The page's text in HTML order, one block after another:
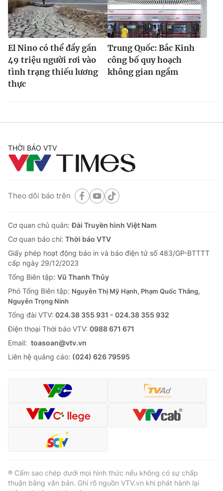
El Nino có thể đẩy gần
49 triệu người rơi vào
tình trạng thiếu lương
thực
Trung Quốc: Bắc Kinh
công bố quy hoạch
không gian ngầm
THỜI BÁO VTV
Theo dõi báo trên
Cơ quan chủ quản:Đài Truyền hình Việt Nam
Cơ quan báo chí: Thời báo VTV
Giấy phép hoạt động báo in và báo điện tử số 483/GP-BTTTT
cấp ngày 29/12/2023
Tổng Biên tập: Vũ Thanh Thủy
Phó Tổng Biên tập: Nguyễn Thị Mỹ Hạnh, Phạm Quốc Thắng,
Nguyễn Trọng Ninh
Tổng đài VTV: 024.38 355 931 - 024.38 355 932
Ðiện thoại Thời báo VTV: 0988 671 671
Email: toasoan@vtv.vn
Liên hệ quảng cáo: (024) 626 79595
® Cấm sao chép dưới mọi hình thức nếu không có sự chấp
thuận bằng văn bản. Ghi rõ nguồn VTV.vn khi phát hành lại